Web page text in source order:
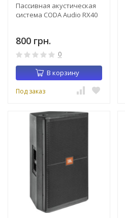
Пассивная акустическая
система CODA Audio RX40
800 грн.
0
В корзину
Под заказ